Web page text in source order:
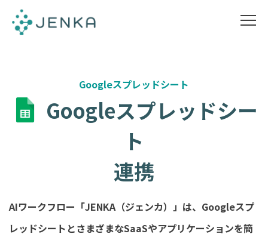
Googleスプレッドシート
Googleスプレッドシー
ト
連携
AIワークフロー「JENKA（ジェンカ）」は、Googleスプ
レッドシートとさまざまなSaaSやアプリケーションを簡